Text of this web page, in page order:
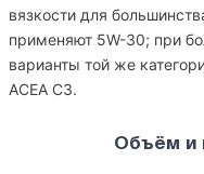
вязкости для
применяют 5W-30; при
варианты той же
ACEA C3.
Объём и